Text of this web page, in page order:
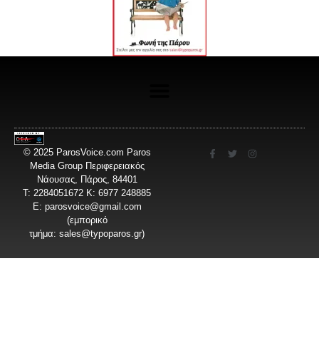
© 2025 ParosVoice.com Paros
Media Group Περιφερειακός
Νάουσας, Πάρος, 84401
T: 2284051672 Κ: 6977 248885
E: parosvoice@gmail.com
(εμπορικό
τμήμα: sales@typoparos.gr)